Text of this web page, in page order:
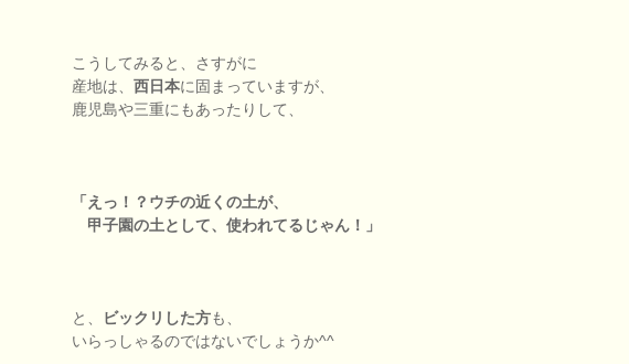
こうしてみると、さすがに
産地は、西日本に固まっていますが、
鹿児島や三重にもあったりして、
「えっ！？ウチの近くの土が、
甲子園の土として、使われてるじゃん！」
と、 ビックリした方も、
いらっしゃるのではないでしょうか^^